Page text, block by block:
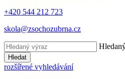
+420 544 212 723
skola@zsochozubrna.cz
Hledat
rozšířené vyhledávání